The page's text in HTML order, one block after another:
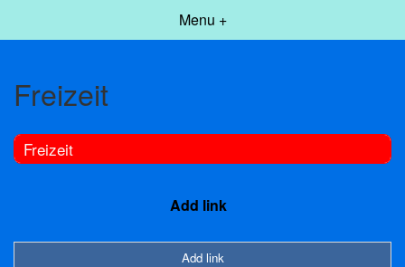
Menu +
Freizeit
Freizeit
Add link
Add link